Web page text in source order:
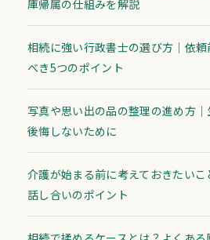
庫帰属の仕組みを解説
相続に強い行政書士の選び方｜依
べき5つのポイント
写真や思い出の品の整理の進め方
後悔しないために
介護が始まる前に考えておきたいこ
話し合いのポイント